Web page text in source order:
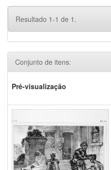
Resultado 1-1 de 1.
Conjunto de itens:
Pré-visualização